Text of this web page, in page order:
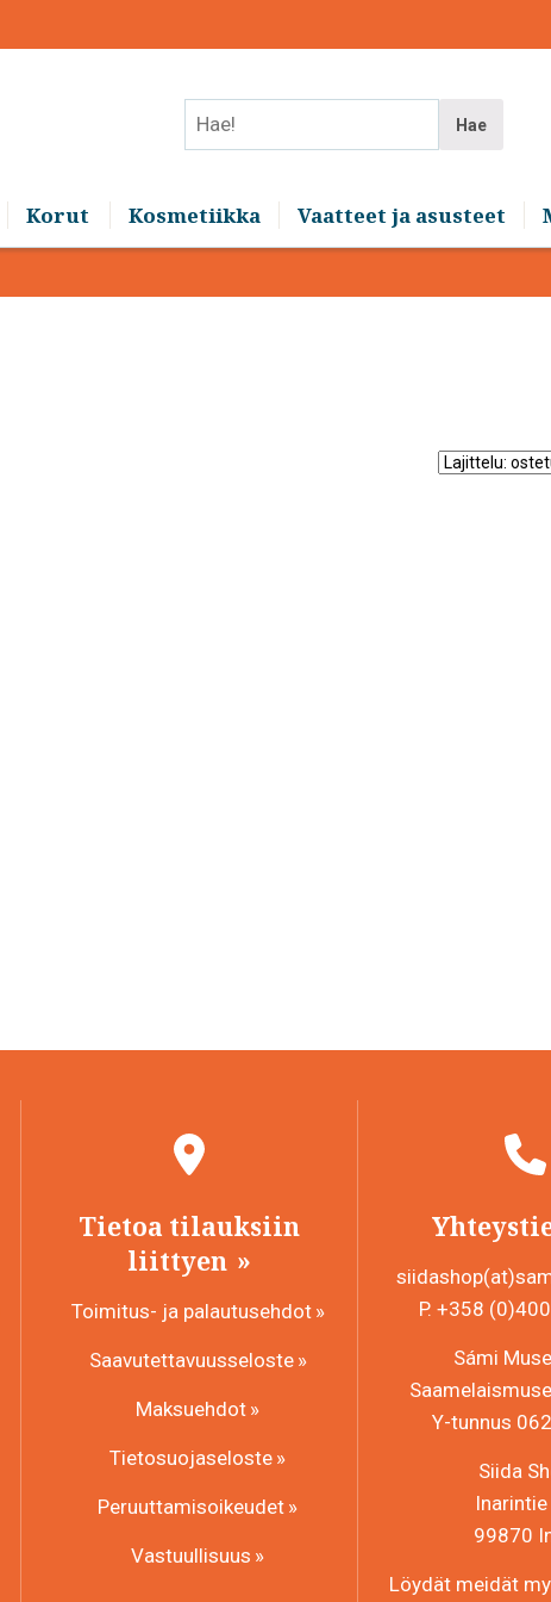
Hae
Korut Kosmetiikka Vaatteet ja asusteet
Tietoa tilauksiin
liittyen
Toimitus- ja palautusehdot
Saavutettavuusseloste
Maksuehdot
Tietosuojaseloste
Peruuttamisoikeudet
Vastuullisuus
P. +358
Sámi
Y-tunnus
Siida
99870
Löydät meidät